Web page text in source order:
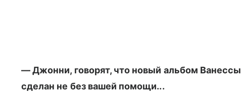
— Джонни, говорят, что новый альбом
сделан не без вашей помощи...